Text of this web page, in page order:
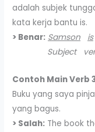
adalah subjek
kata kerja bantu is.
> Benar: Samson is
Subject
Contoh Main Verb
Buku yang saya
yang bagus.
> Salah: The book